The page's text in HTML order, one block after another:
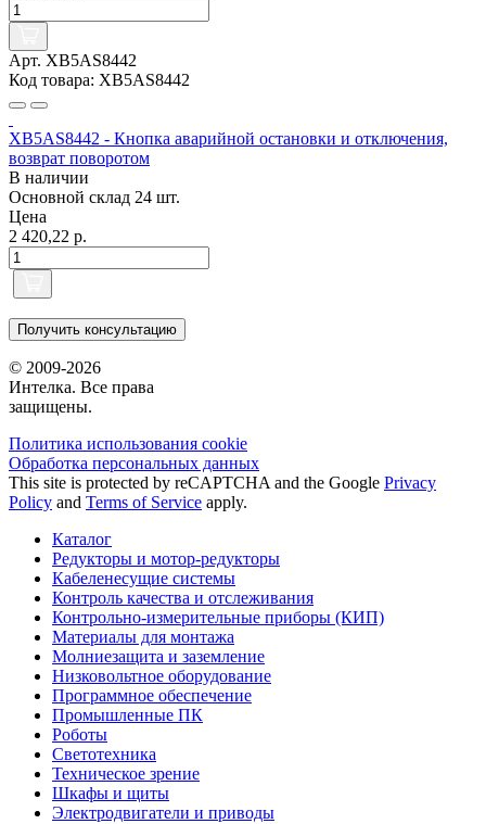
Арт. XB5AS8442
Код товара: XB5AS8442
XB5AS8442 - Кнопка аварийной остановки и отключения,
возврат поворотом
В наличии
Основной склад 24 шт.
Цена
2 420,22 р.
Получить консультацию
© 2009-2026
Интелка. Все права
защищены.
Политика использования сookie
Обработка персональных данных
This site is protected by reCAPTCHA and the Google Privacy
Policy and Terms of Service apply.
Каталог
Редукторы и мотор-редукторы
Кабеленесущие системы
Контроль качества и отслеживания
Контрольно-измерительные приборы (КИП)
Материалы для монтажа
Молниезащита и заземление
Низковольтное оборудование
Программное обеспечение
Промышленные ПК
Роботы
Светотехника
Техническое зрение
Шкафы и щиты
Электродвигатели и приводы